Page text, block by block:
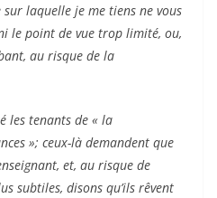
laquelle je me tiens ne vous
le point de vue trop limité, ou,
au risque de la
les tenants de « la
»; ceux-là demandent que
et, au risque de
subtiles, disons qu’ils rêvent